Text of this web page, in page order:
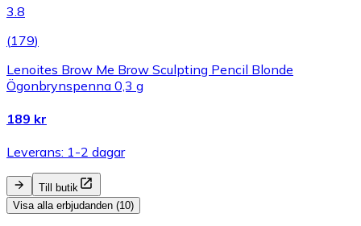
3.8
(179)
Lenoites Brow Me Brow Sculpting Pencil Blonde
Ögonbrynspenna 0,3 g
189 kr
Leverans: 1-2 dagar
Till butik
Visa alla erbjudanden (10)